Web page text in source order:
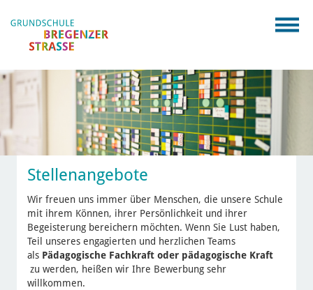
Stellenangebote
Wir freuen uns immer über Menschen, die unsere Schule
mit ihrem Können, ihrer Persönlichkeit und ihrer
Begeisterung bereichern möchten. Wenn Sie Lust haben,
Teil unseres engagierten und herzlichen Teams
als Pädagogische Fachkraft oder pädagogische Kraft
zu werden, heißen wir Ihre Bewerbung sehr
willkommen.